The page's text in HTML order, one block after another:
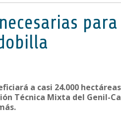
a casi 24.000
Técnica Mixta del Genil-